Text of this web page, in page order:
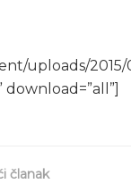
uploads/2015/
članak